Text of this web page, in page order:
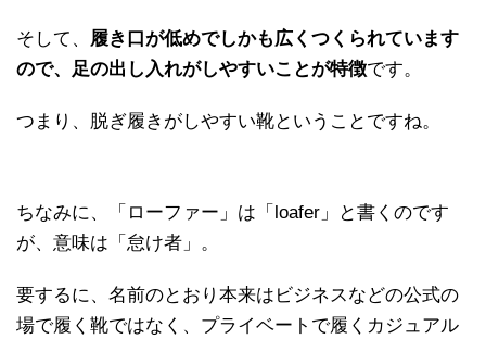
そして、 履き口が低めでしかも広くつくられています
ので、足の出し入れがしやすいことが特徴です。
つまり、脱ぎ履きがしやすい靴ということですね。
ちなみに、「ローファー」は「loafer」と書くのです
が、意味は「怠け者」。
要するに、名前のとおり本来はビジネスなどの公式の
場で履く靴ではなく、プライベートで履くカジュアル